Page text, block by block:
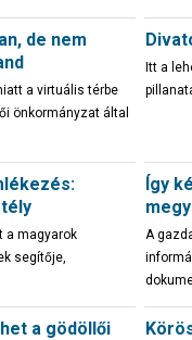
de nem
a virtuális térbe
önkormányzat által
Itt a
a magyarok
segítője,
Így
A
a gödöllői